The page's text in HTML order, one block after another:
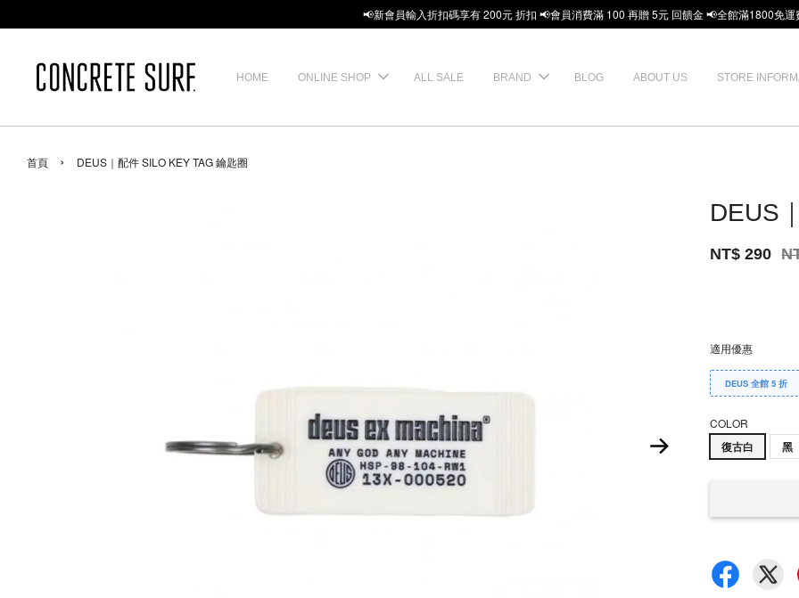
📢新會員輸入折扣碼享有 200元 折扣 📢會員消費滿 100 再贈 5元 回饋金 📢全館滿1800免運
HOME ONLINE SHOP ALL SALE BRAND BLOG ABOUT US STORE
首頁 › DEUS｜配件 SILO KEY TAG 鑰匙圈
DEUS
NT$ 290
適用優惠
DEUS 全館 5 折
COLOR
復古白 黑